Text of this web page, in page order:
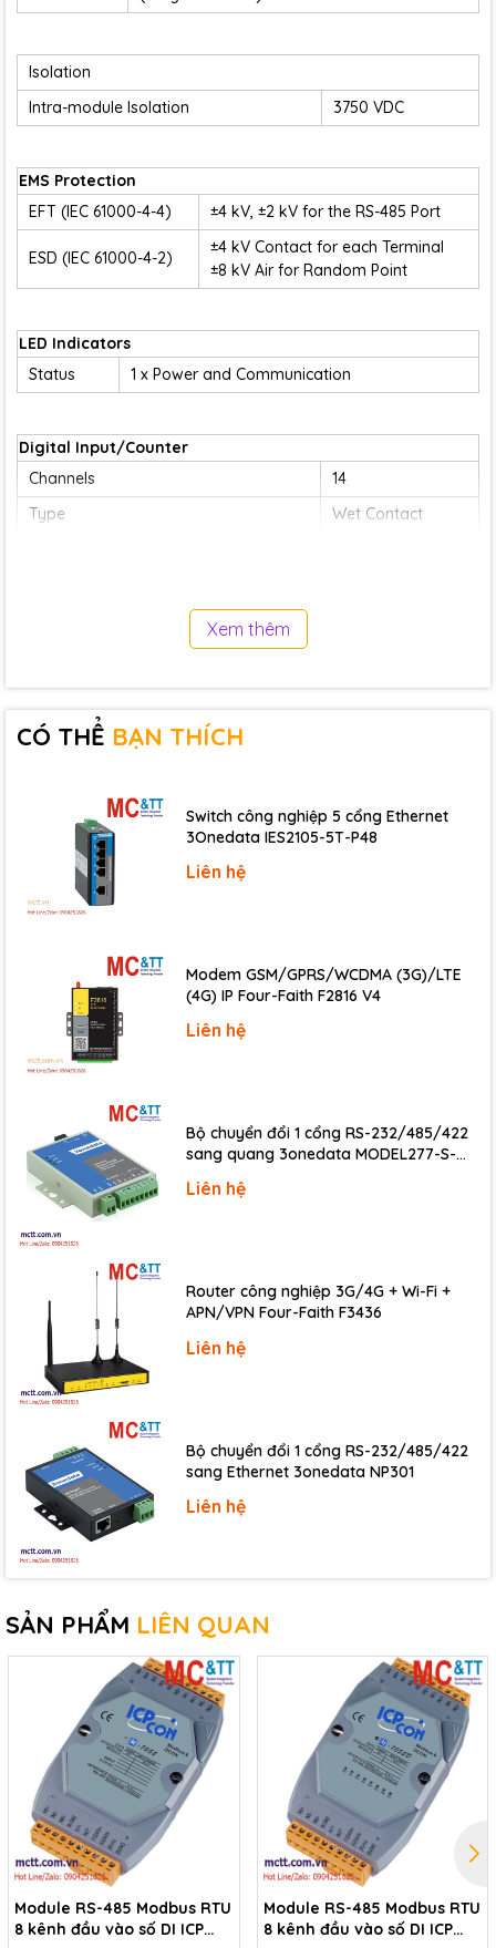
Isolation
Intra-module Isolation
3750 VDC
EMS Protection
EFT (IEC 61000-4-4)
±4 kV, ±2 kV for the RS-485 Port
ESD (IEC 61000-4-2)
±4 kV Contact for each Terminal
±8 kV Air for Random Point
LED Indicators
Status
1 x Power and Communication
Digital Input/Counter
Channels
14
Type
Wet Contact
Wet Contact, OFF Voltage Level
Frequency
100 Hz
Min. Pulse Width
COM Ports
1 x RS-485
Baud Rate
Modbus RTU, DCON
Reverse Polarity Protection
Input Range
Consumption
0.2 W
Mechanical
Dimensions (mm)
DIN-Rail
Environmental
Operating Temperature
Storage Temperature
Humidity
10 ~ 95% RH, Non-condensing
Download
Data Sheet
Documents
Ordering information
M-
14-ch High Voltage Isolated DI (Wet, 68~150 VDC)
Module using DCON and Modbus Protocols (Gray
Cover) (RoHS)
Xem thêm
CÓ THỂ BẠN THÍCH
Switch công nghiệp 5 cổng Ethernet
3Onedata IES2105-5T-P48
Liên hệ
Modem GSM/GPRS/WCDMA (3G)/LTE
(4G) IP Four-Faith F2816 V4
Liên hệ
Bộ chuyển đổi 1 cổng RS-232/485/422
sang quang 3onedata MODEL277-S-
20KM)
Liên hệ
Router công nghiệp 3G/4G + Wi-Fi +
APN/VPN Four-Faith F3436
Liên hệ
Bộ chuyển đổi 1 cổng RS-232/485/422
sang Ethernet 3onedata NP301
Liên hệ
SẢN PHẨM LIÊN QUAN
Module RS-485 Modbus RTU
8 kênh đầu vào số DI ICP
Module RS-485 Modbus RTU
8 kênh đầu vào số DI ICP